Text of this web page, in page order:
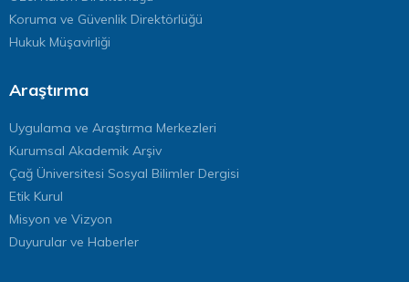
Koruma ve Güvenlik Direktörlüğü
Hukuk Müşavirliği
Araştırma
Uygulama ve Araştırma Merkezleri
Kurumsal Akademik Arşiv
Çağ Üniversitesi Sosyal Bilimler Dergisi
Etik Kurul
Misyon ve Vizyon
Duyurular ve Haberler